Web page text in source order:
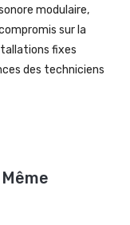
modulaire,
sur la
fixes
des techniciens